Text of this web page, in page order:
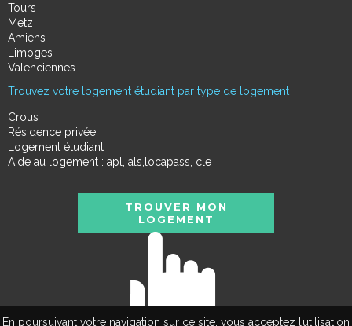
En poursuivant votre navigation sur ce site, vous acceptez l’utilisation
Tours
Metz
Amiens
Limoges
Valenciennes
Trouvez votre logement étudiant par type de logement
Crous
Résidence privée
Logement étudiant
Aide au logement : apl, als,locapass, cle
TROUVER MON
LOGEMENT